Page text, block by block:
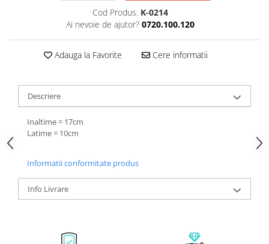
Cod Produs: K-0214
Ai nevoie de ajutor? 0720.100.120
Adauga la Favorite Cere informatii
Descriere
Inaltime = 17cm
Latime = 10cm
Informatii conformitate produs
Info Livrare